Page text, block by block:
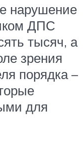
нарушение
ДПС
тысяч, а
зрения
порядка –
для